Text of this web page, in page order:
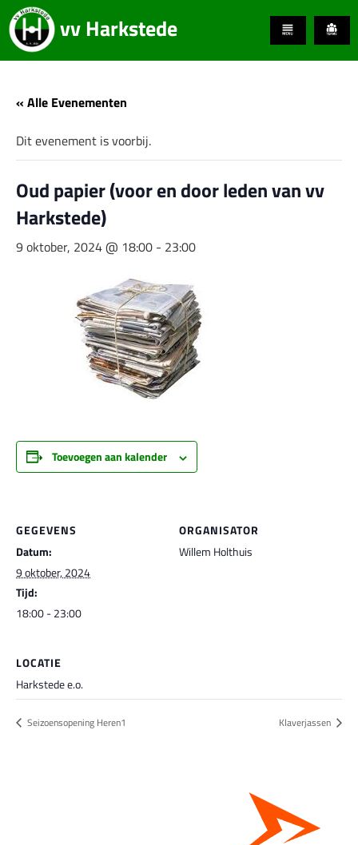
vv Harkstede
« Alle Evenementen
Dit evenement is voorbij.
Oud papier (voor en door leden van vv
Harkstede)
9 oktober, 2024 @ 18:00 - 23:00
Toevoegen aan kalender
GEGEVENS
Datum:
9 oktober, 2024
Tijd:
18:00 - 23:00
ORGANISATOR
Willem Holthuis
LOCATIE
Harkstede e.o.
Seizoensopening Heren1 Klaverjassen